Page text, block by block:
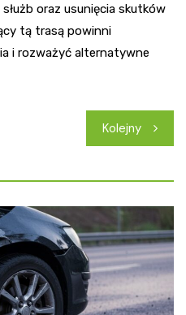
oraz usunięcia skutków
tą trasą powinni
i rozważyć alternatywne
Kolejny